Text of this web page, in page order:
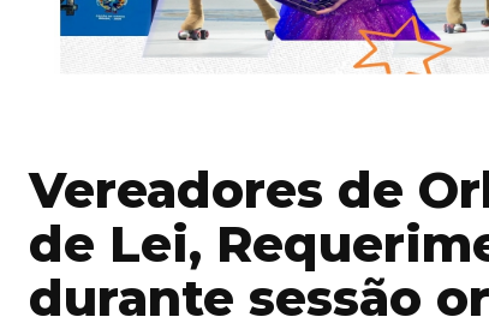
Vereadores de
de Lei,
durante sessão